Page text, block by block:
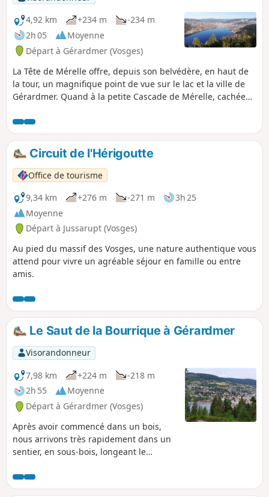
4,92 km
+234 m
-234 m
2h 05
Moyenne
Départ à Gérardmer (Vosges)
La Tête de Mérelle offre, depuis son belvédère, en haut de
la tour, un magnifique point de vue sur le lac et la ville de
Gérardmer. Quand à la petite Cascade de Mérelle, cachée
elle mérite le détour.
Circuit de l'Hérigoutte
Office de tourisme
9,34 km
+276 m -271 m
3h 25
Moyenne
Départ à Jussarupt (Vosges)
Au pied du massif des Vosges, une nature authentique vous
attend pour vivre un agréable séjour en famille ou entre
amis.
Le Saut de la Bourrique à Gérardmer
Visorandonneur
7,98 km
+224 m
-218 m
2h 55
Moyenne
Départ à Gérardmer (Vosges)
Après avoir commencé dans un bois,
nous arrivons très rapidement dans un
sentier, en sous-bois, longeant le
avec le sentier, sauf lors de nombreux
passages sur des petits ponts de pierre.